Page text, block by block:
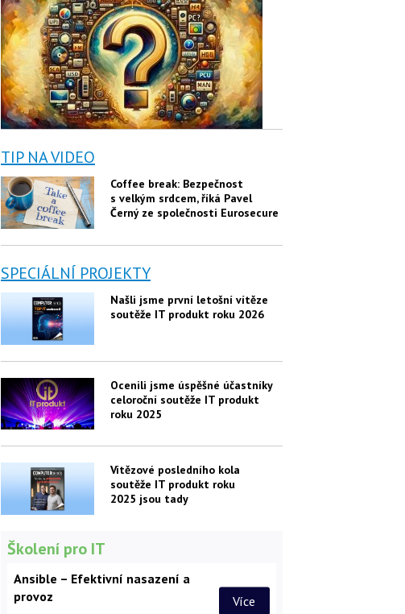
TIP NA VIDEO
Coffee break: Bezpečnost
s velkým srdcem, říká Pavel
Černý ze společnosti Eurosecure
SPECIÁLNÍ PROJEKTY
Našli jsme první letošní vítěze
soutěže IT produkt roku 2026
Ocenili jsme úspěšné účastníky
celoroční soutěže IT produkt
roku 2025
Vítězové posledního kola
soutěže IT produkt roku
2025 jsou tady
Školení pro IT
Ansible – Efektivní nasazení a
provoz
Více